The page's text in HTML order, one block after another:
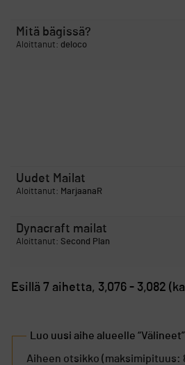
Mitä bägissä?
Aloittanut: deloco
Uudet Mailat
Aloittanut: MarjaanaR
Dynacraft mailat
Aloittanut: Second Plan
Esillä 7 aihetta, 3,076 - 3,082
Luo uusi aihe alueelle “Välineet”
Aiheen otsikko (maksimipituus: